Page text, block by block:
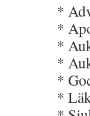
*
*
*
*
*
*